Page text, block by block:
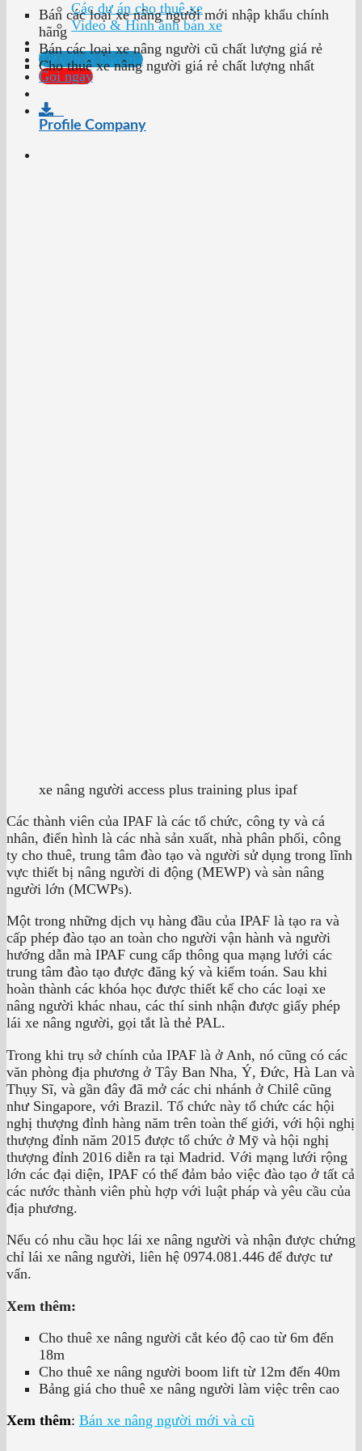
Các dự án cho thuê xe
Video & Hình ảnh bán xe
Tư vấn & báo giá
Gọi ngay
Profile Company
Bán các loại xe nâng người mới nhập khẩu chính
hãng
Bán các loại xe nâng người cũ chất lượng giá rẻ
Cho thuê xe nâng người giá rẻ chất lượng nhất
xe nâng người access plus training plus ipaf
Các thành viên của IPAF là các tổ chức, công ty và cá
nhân, điển hình là các nhà sản xuất, nhà phân phối, công
ty cho thuê, trung tâm đào tạo và người sử dụng trong lĩnh
vực thiết bị nâng người di động (MEWP) và sàn nâng
người lớn (MCWPs).
Một trong những dịch vụ hàng đầu của IPAF là tạo ra và
cấp phép đào tạo an toàn cho người vận hành và người
hướng dẫn mà IPAF cung cấp thông qua mạng lưới các
trung tâm đào tạo được đăng ký và kiểm toán. Sau khi
hoàn thành các khóa học được thiết kế cho các loại xe
nâng người khác nhau, các thí sinh nhận được giấy phép
lái xe nâng người, gọi tắt là thẻ PAL.
Trong khi trụ sở chính của IPAF là ở Anh, nó cũng có các
văn phòng địa phương ở Tây Ban Nha, Ý, Đức, Hà Lan và
Thụy Sĩ, và gần đây đã mở các chi nhánh ở Chilê cũng
như Singapore, với Brazil. Tổ chức này tổ chức các hội
nghị thượng đỉnh hàng năm trên toàn thế giới, với hội nghị
thượng đỉnh năm 2015 được tổ chức ở Mỹ và hội nghị
thượng đỉnh 2016 diễn ra tại Madrid. Với mạng lưới rộng
lớn các đại diện, IPAF có thể đảm bảo việc đào tạo ở tất cả
các nước thành viên phù hợp với luật pháp và yêu cầu của
địa phương.
Nếu có nhu cầu học lái xe nâng người và nhận được chứng
chỉ lái xe nâng người, liên hệ 0974.081.446 để được tư
vấn.
Xem thêm:
Cho thuê xe nâng người cắt kéo độ cao từ 6m đến
18m
Cho thuê xe nâng người boom lift từ 12m đến 40m
Bảng giá cho thuê xe nâng người làm việc trên cao
Xem thêm: Bán xe nâng người mới và cũ